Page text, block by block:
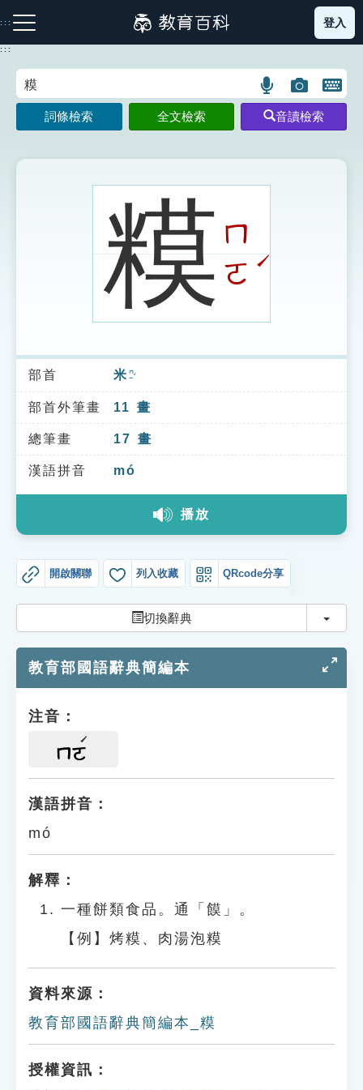
到
主
:::
注音索引圖示 筆畫索引圖示 部首索引表圖示
索引選單
知識索引
單字索引
生命大百科索引
教學應用
貓頭鷹博士
登入
:::
語
言
搜
示
圖
片
搜
開
鍵
圖
詞條檢索 全文檢索 音讀檢索
糢ㄇ
ㄛˊ
部首 米 ㄇㄧˇ
部首外筆畫 11 畫
總筆畫 17 畫
漢語拼音 mó
播放
開啟關聯 列入收藏 QRcode分享
切換辭典 切換
教育部國語辭典簡編本
注音：
ㄇㄛ
漢語拼音：
mó
解釋：
一種餅類食品。通「饃」。
【例】烤糢、肉湯泡糢
資料來源：
教育部國語辭典簡編本_糢
授權資訊：